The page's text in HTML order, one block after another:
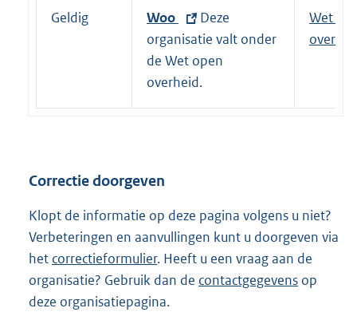
e
:
Geldig
E
x
t
e
r
i
n
k
:
Woo
Deze
organisatie valt onder
de Wet open
overheid.
Wet
Correctie doorgeven
Klopt de informatie op deze pagina volgens u niet?
Verbeteringen en aanvullingen kunt u doorgeven via
het correctieformulier. Heeft u een vraag aan de
organisatie? Gebruik dan de contactgegevens op
deze organisatiepagina.